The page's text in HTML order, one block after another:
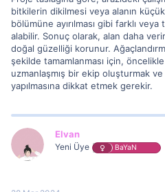
bitkilerin dikilmesi veya alanın
bölümüne ayırılması gibi farklı veya
alabilir. Sonuç olarak, alan daha
doğal güzelliği korunur.
şekilde tamamlanması için,
uzmanlaşmış bir ekip oluşturmak ve
yapılmasına dikkat etmek gerekir.
Elvan
Yeni Üye BaYaN